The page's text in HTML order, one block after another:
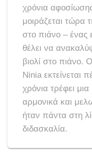
χρόνια
μοιράζεται τώρα
στο πιάνο – ένας
θέλει να
βιολί στο πιάνο.
Ninia εκτείνεται
χρόνια τρέφει
αρμονικά και
ήταν πάντα στη
διδασκαλία.